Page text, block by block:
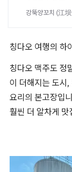
강뚝양꼬치 (江
칭다오 여행의 하
칭다오 맥주도 정
이 더해지는 도시
요리의 본고장입
훨씬 더 알차게